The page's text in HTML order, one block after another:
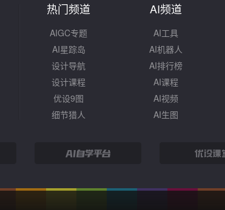
热门频道
AIGC专题
AI星踪岛
设计导航
设计课程
优设9图
细节猎人
AI频道
AI工具
AI机器人
AI排行榜
AI课程
AI视频
AI生图